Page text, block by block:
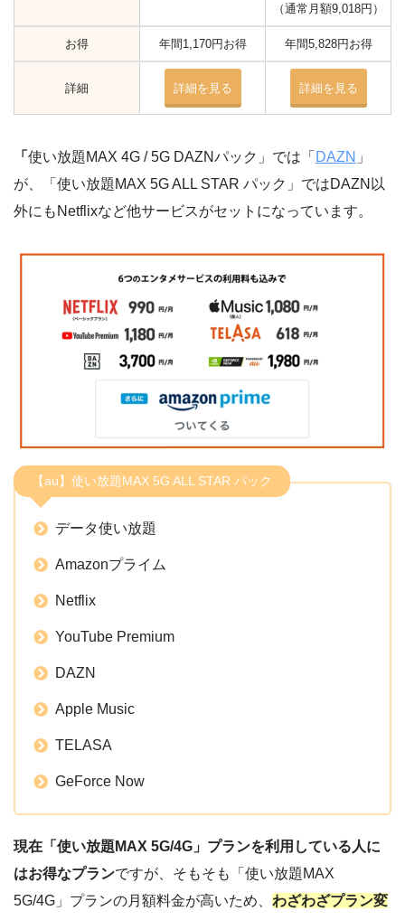
（通常月額9,018円）
お得 年間1,170円お得 年間5,828円お得
詳細 詳細を見る 詳細を見る
「 使い放題MAX 4G / 5G DAZNパック」では「 DAZN 」
が、「使い放題MAX 5G ALL STAR パック」ではDAZN以
外にもNetflixなど他サービスがセットになっています。
【au】使い放題MAX 5G ALL STAR パック
データ使い放題
Amazonプライム
Netflix
YouTube Premium
DAZN
Apple Music
TELASA
GeForce Now
現在「使い放題MAX 5G/4G」プランを利用している人に
はお得なプランですが、そもそも「使い放題MAX
5G/4G」プランの月額料金が高いため、 わざわざプラン変